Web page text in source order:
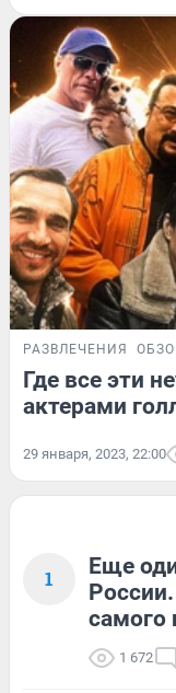
РАЗВЛЕЧЕНИЯ
Где все эти
актерами
29 января, 2023, 22:00
1
Еще
самого
1 672